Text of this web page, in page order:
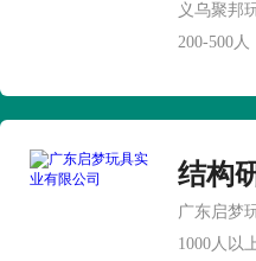
义乌聚邦
200-500人
结构
广东启梦
1000人以